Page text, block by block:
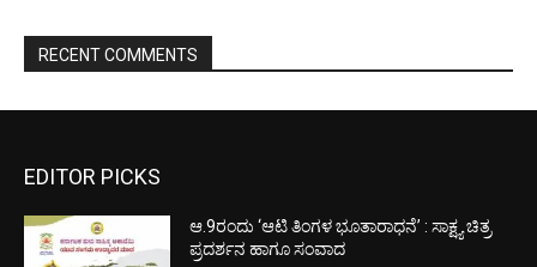
RECENT COMMENTS
EDITOR PICKS
ಆ.9ರಂದು ‘ಆಟಿ ತಿಂಗಳ ಭೂತಾರಾಧನೆ’ : ಸಾಕ್ಷ್ಯ ಚಿತ್ರ
ಪ್ರದರ್ಶನ ಹಾಗೂ ಸಂವಾದ